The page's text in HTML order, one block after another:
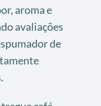
aroma e
avaliações
de